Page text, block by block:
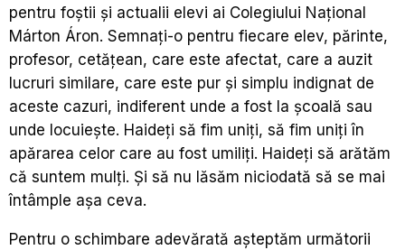
pentru foștii și actualii elevi ai Colegiului Național
Márton Áron. Semnați-o pentru fiecare elev, părinte,
profesor, cetățean, care este afectat, care a auzit
lucruri similare, care este pur și simplu indignat de
aceste cazuri, indiferent unde a fost la școală sau
unde locuiește. Haideți să fim uniți, să fim uniți în
apărarea celor care au fost umiliți. Haideți să arătăm
că suntem mulți. Și să nu lăsăm niciodată să se mai
întâmple așa ceva.
Pentru o schimbare adevărată așteptăm următorii